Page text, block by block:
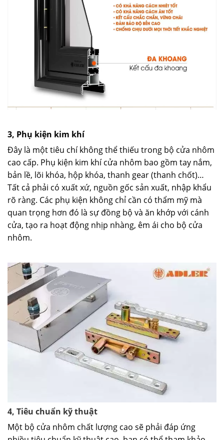
3, Phụ kiện kim khí
Đây là một tiêu chí không thể thiếu trong bộ cửa nhôm
cao cấp. Phụ kiện kim khí cửa nhôm bao gồm tay nắm,
bản lề, lõi khóa, hộp khóa, thanh gear (thanh chốt)…
Tất cả phải có xuất xứ, nguồn gốc sản xuất, nhập khẩu
rõ ràng. Các phụ kiện không chỉ cần có thẩm mỹ mà
quan trọng hơn đó là sự đồng bộ và ăn khớp với cánh
cửa, tạo ra hoạt động nhịp nhàng, êm ái cho bộ cửa
nhôm.
4, Tiêu chuẩn kỹ thuật
Một bộ cửa nhôm chất lượng cao sẽ phải đáp ứng